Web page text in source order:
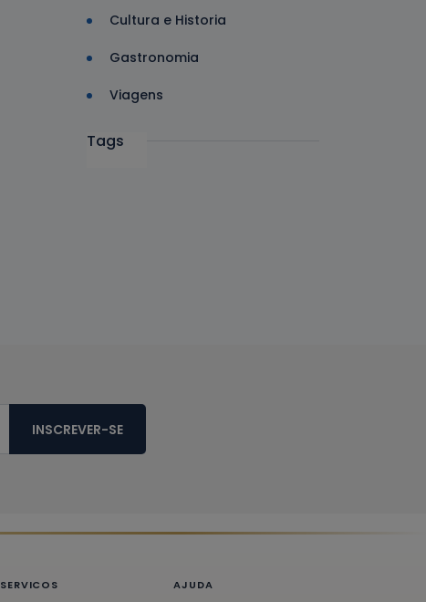
Cultura e Historia
Gastronomia
Viagens
Tags
INSCREVER-SE
SERVICOS AJUDA